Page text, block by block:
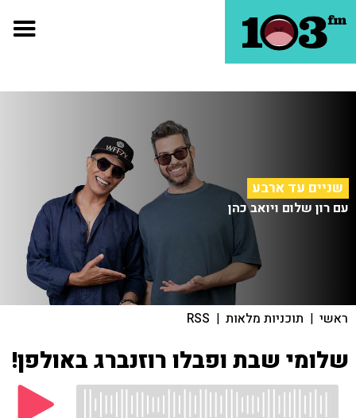
שניים עד ארבע
עם רון שלום ויואב כהן
ראשי | תוכניות מלאות |
RSS
שלומי שבת ופבלו רוזנברג באולפן!